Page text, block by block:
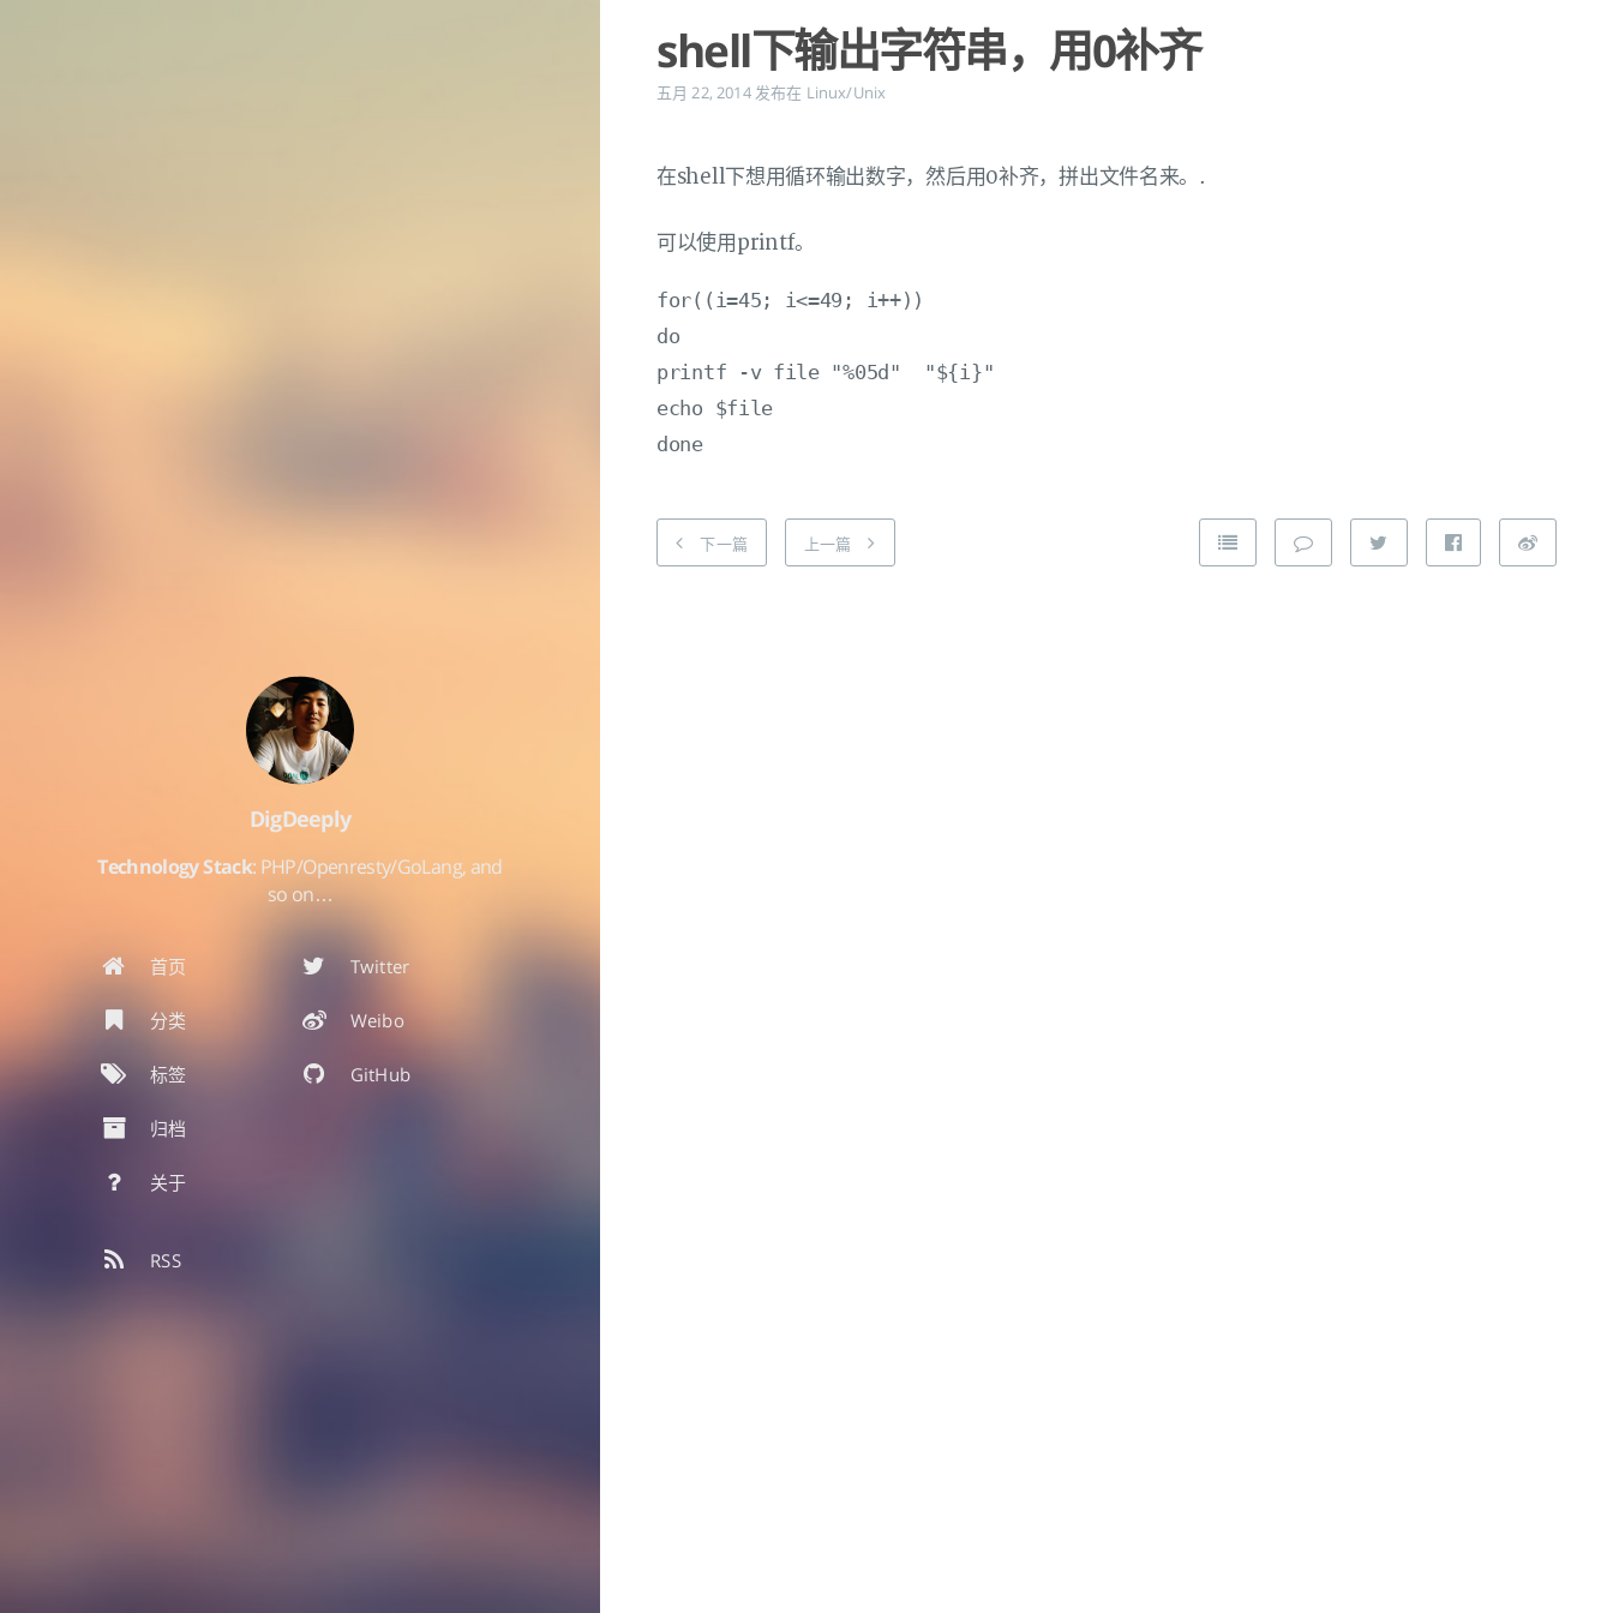
DigDeeply
Technology Stack: PHP/Openresty/GoLang, and
so on…
首页
分类
标签
归档
关于
Twitter
Weibo
GitHub
RSS
shell下输出字符串，用0补齐
五月 22, 2014 发布在 Linux/Unix
在shell下想用循环输出数字，然后用0补齐，拼出文件名来。.
可以使用printf。
for((i=45; i<=49; i++))
do
printf -v file "%05d"  "${i}"
echo $file
done
下一篇 上一篇